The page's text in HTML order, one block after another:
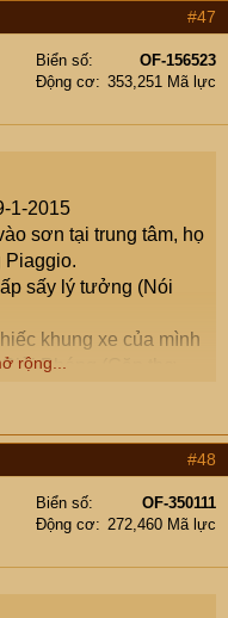
#47
Biển số
OF-156523
Động cơ
353,251 Mã lực
1-2015
sơn tại trung tâm, họ
Piaggio.
sấy lý tưởng (Nói
khung xe của mình
Phóng (Gặp thợ
rộng...
#48
Biển số
OF-350111
Động cơ
272,460 Mã lực